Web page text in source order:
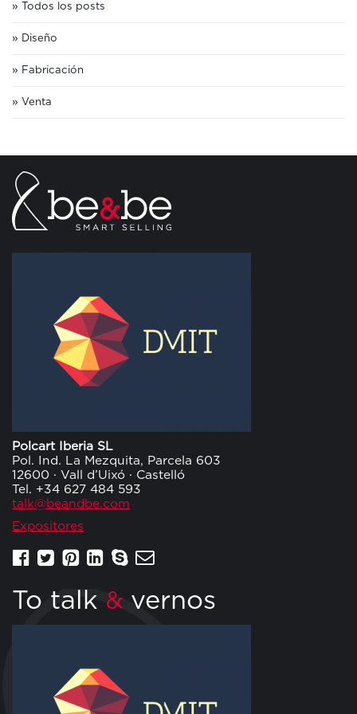
Todos los posts
Diseño
Fabricación
Venta
Polcart Iberia SL
Pol. Ind. La Mezquita, Parcela 603
12600 · Vall d’Uixó · Castelló
Tel. +34 627 484 593
talk@beandbe.com
Expositores
To talk & vernos